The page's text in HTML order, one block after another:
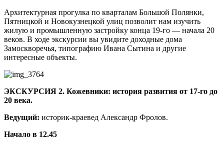
Архитектурная прогулка по кварталам Большой Полянки,
Пятницкой и Новокузнецкой улиц позволит нам изучить
жилую и промышленную застройку конца 19-го — начала 20
веков. В ходе экскурсии вы увидите доходные дома
Замоскворечья, типографию Ивана Сытина и другие
интересные объекты.
ЭКСКУРСИЯ 2. Кожевники: история развития от 17-го до
20 века.
Ведущий: историк-краевед Александр Фролов.
Начало в 12.45